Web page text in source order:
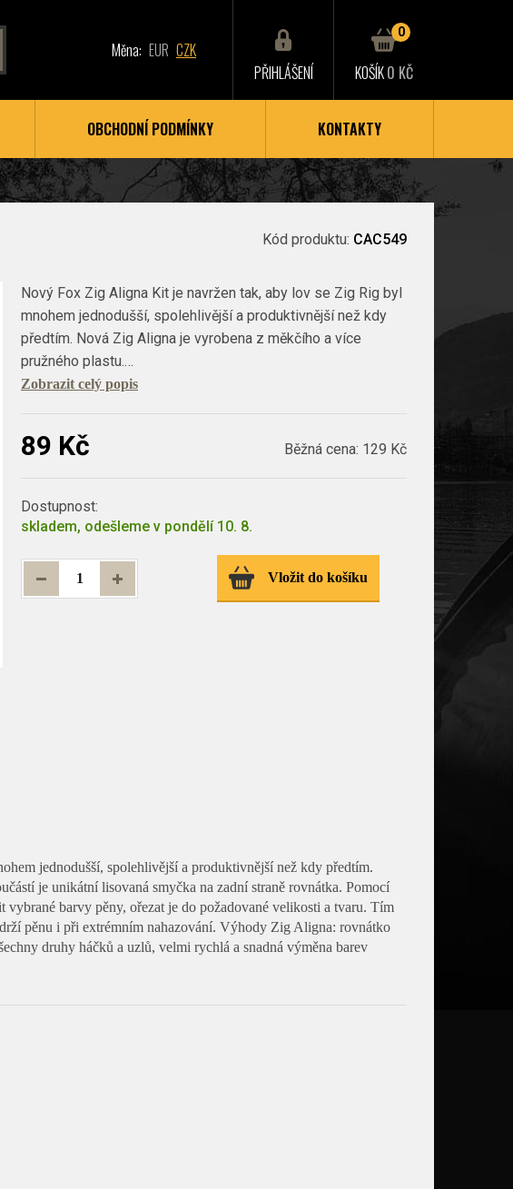
Měna: EUR CZK
PŘIHLÁŠENÍ
0
KOŠÍK0 KČ
OBCHODNÍ PODMÍNKY KONTAKTY
Kód produktu: CAC549
Nový Fox Zig Aligna Kit je navržen tak, aby lov se Zig Rig byl
mnohem jednodušší, spolehlivější a produktivnější než kdy
předtím. Nová Zig Aligna je vyrobena z měkčího a více
pružného plastu.…
Zobrazit celý popis
89 Kč Běžná cena: 129 Kč
Dostupnost:
skladem, odešleme v pondělí 10. 8.
Vložit do košíku
jednodušší, spolehlivější a produktivnější než kdy předtím.
je unikátní lisovaná smyčka na zadní straně rovnátka. Pomocí
barvy pěny, ořezat je do požadované velikosti a tvaru. Tím
pěnu i při extrémním nahazování. Výhody Zig Aligna: rovnátko
druhy háčků a uzlů, velmi rychlá a snadná výměna barev